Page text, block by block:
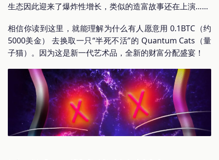
生态因此迎来了爆炸性增长，类似的造富故事还在上演……
相信你读到这里，就能理解为什么有人愿意用 0.1BTC（约
5000美金） 去换取一只“半死不活”的 Quantum Cats（量
子猫）。因为这是新一代艺术品，全新的财富分配盛宴！